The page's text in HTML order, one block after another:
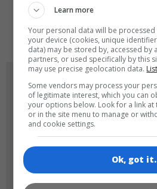
de tr
Learn more
Your personal data will be
your device (cookies, unique
data) may be stored by, accessed by
partners, or used specifically by this
may use precise geolocation data.
Some vendors may process your
of legitimate interest, which you can
your options below. Look for a link
or in the site menu to manage or
and cookie settings.
Ok, got it.